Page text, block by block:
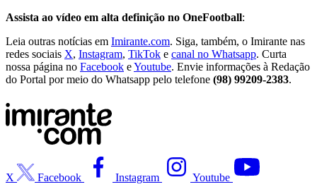
Assista ao vídeo em alta definição no OneFootball:
Leia outras notícias em Imirante.com. Siga, também, o Imirante nas
redes sociais X, Instagram, TikTok e canal no Whatsapp. Curta
nossa página no Facebook eYoutube. Envie informações à Redação
do Portal por meio do Whatsapp pelo telefone (98) 99209-2383.
X Facebook Instagram
Youtube